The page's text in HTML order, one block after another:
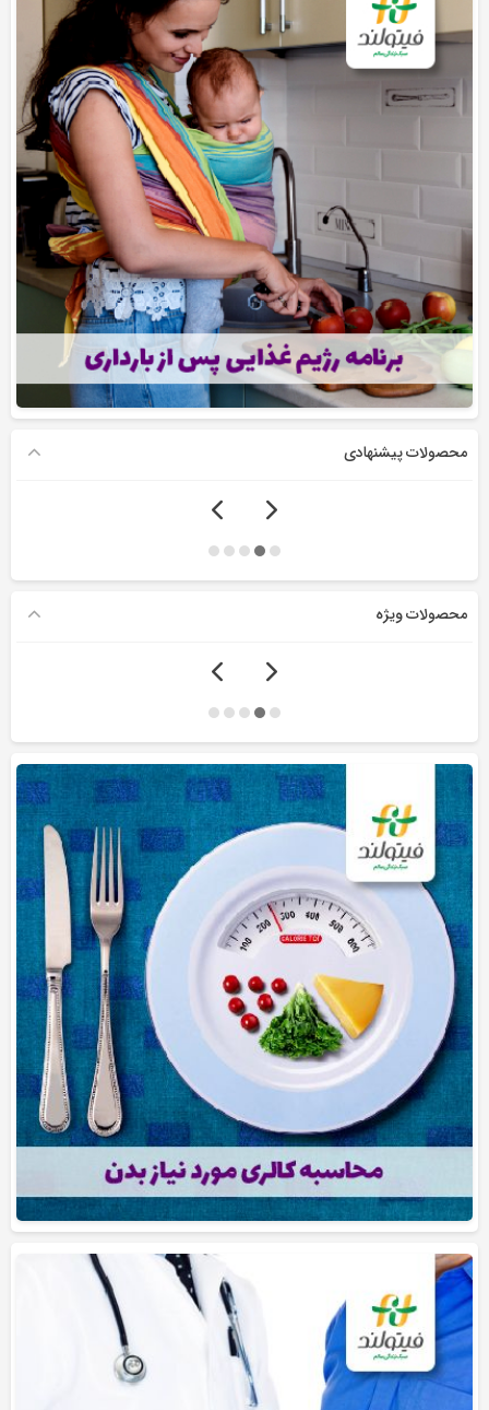
محصولات پیشنهادی
محصولات ویژه